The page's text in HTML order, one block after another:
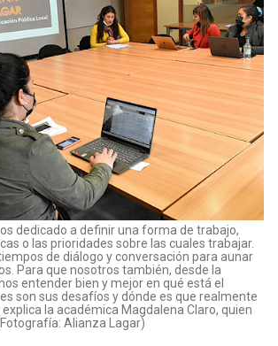
dedicado a definir una forma de trabajo,
o las prioridades sobre las cuales trabajar.
de diálogo y conversación para aunar
Para que nosotros también, desde la
entender bien y mejor en qué está el
son sus desafíos y dónde es que realmente
la académica Magdalena Claro, quien
Alianza Lagar)